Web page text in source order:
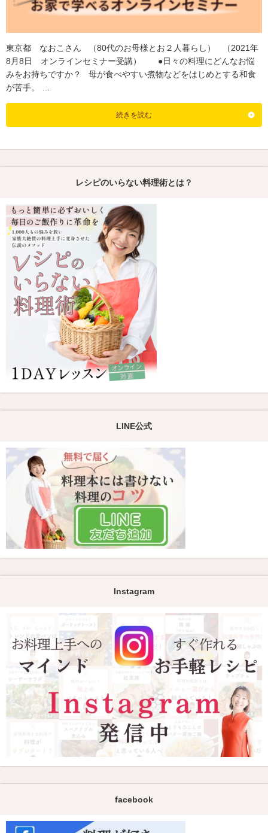
東京都 なおこさん （80代のお母様とお２人暮らし） （2021年
8月8日 オンラインセミナー受講） ●日々の料理にどんなお悩
みをお持ちですか？ 母が食べやすい煮物などをはじめとする和食
が苦手。 …
続きを読む
レシピのいらない料理術とは？
LINE公式
Instagram
facebook